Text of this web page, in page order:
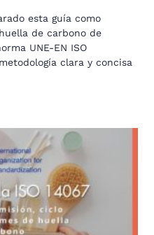
esta guía como
de carbono de
UNE-EN ISO
clara y concisa